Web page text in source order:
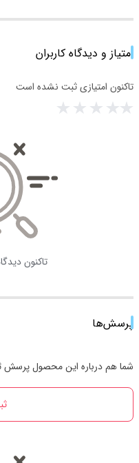
امتیاز و دیدگاه کاربران
تاکنون امتیازی ثبت نشده است
تاکنون
پرسش‌ها
شما هم درباره این محصول پرسش